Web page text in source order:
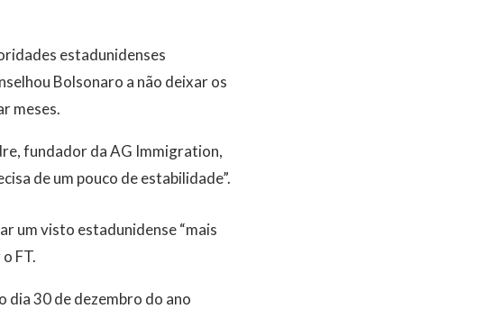
estadunidenses
Bolsonaro a não deixar os
meses.
fundador da AG Immigration,
de um pouco de estabilidade”.
um visto estadunidense “mais
FT.
dia 30 de dezembro do ano